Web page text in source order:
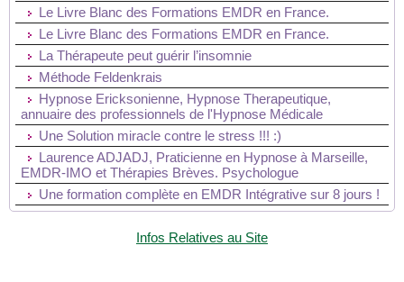
Le Livre Blanc des Formations EMDR en France.
Le Livre Blanc des Formations EMDR en France.
La Thérapeute peut guérir l’insomnie
Méthode Feldenkrais
Hypnose Ericksonienne, Hypnose Therapeutique,
annuaire des professionnels de l'Hypnose Médicale
Une Solution miracle contre le stress !!! :)
Laurence ADJADJ, Praticienne en Hypnose à Marseille,
EMDR-IMO et Thérapies Brèves. Psychologue
Une formation complète en EMDR Intégrative sur 8 jours !
Infos Relatives au Site